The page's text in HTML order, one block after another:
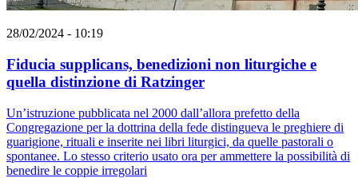
28/02/2024 - 10:19
Fiducia supplicans, benedizioni non liturgiche e
quella distinzione di Ratzinger
Un’istruzione pubblicata nel 2000 dall’allora prefetto della
Congregazione per la dottrina della fede distingueva le preghiere di
guarigione, rituali e inserite nei libri liturgici, da quelle pastorali o
spontanee. Lo stesso criterio usato ora per ammettere la possibilità di
benedire le coppie irregolari